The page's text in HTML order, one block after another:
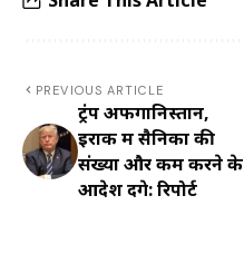
PREVIOUS ARTICLE
ट्रंप अफगानिस्तान,
इराक में सैनिकों की
संख्या और कम करने के
आदेश देंगे: रिपोर्ट